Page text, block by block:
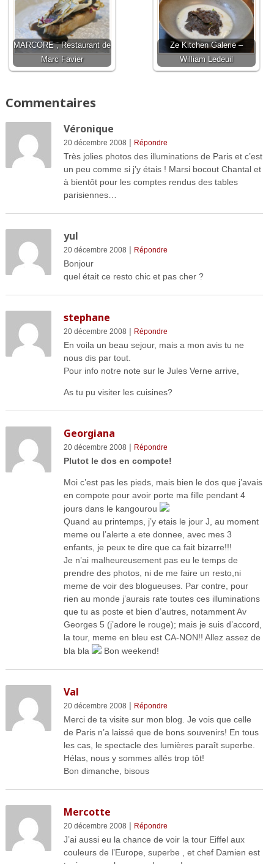
MARCORE , Restaurant de
Marc Favier
Ze Kitchen Galerie –
William Ledeuil
Commentaires
Véronique
20 décembre 2008 | Répondre
Très jolies photos des illuminations de Paris et c’est
un peu comme si j’y étais ! Marsi bocout Chantal et
à bientôt pour les comptes rendus des tables
parisiennes…
yul
20 décembre 2008 | Répondre
Bonjour
quel était ce resto chic et pas cher ?
stephane
20 décembre 2008 | Répondre
En voila un beau sejour, mais a mon avis tu ne
nous dis par tout.
Pour info notre note sur le Jules Verne arrive,
As tu pu visiter les cuisines?
Georgiana
20 décembre 2008 | Répondre
Plutot le dos en compote!
Moi c’est pas les pieds, mais bien le dos que j’avais
en compote pour avoir porte ma fille pendant 4
jours dans le kangourou
Quand au printemps, j’y etais le jour J, au moment
meme ou l’alerte a ete donnee, avec mes 3
enfants, je peux te dire que ca fait bizarre!!!
Je n’ai malheureusement pas eu le temps de
prendre des photos, ni de me faire un resto,ni
meme de voir des blogueuses. Par contre, pour
rien au monde j’aurais rate toutes ces illuminations
que tu as poste et bien d’autres, notamment Av
Georges 5 (j’adore le rouge); mais je suis d’accord,
la tour, meme en bleu est CA-NON!! Allez assez de
bla bla
Bon weekend!
Val
20 décembre 2008 | Répondre
Merci de ta visite sur mon blog. Je vois que celle
de Paris n’a laissé que de bons souvenirs! En tous
les cas, le spectacle des lumières paraît superbe.
Hélas, nous y sommes allés trop tôt!
Bon dimanche, bisous
Mercotte
20 décembre 2008 | Répondre
J’ai aussi eu la chance de voir la tour Eiffel aux
couleurs de l’Europe, superbe , et chef Damien est